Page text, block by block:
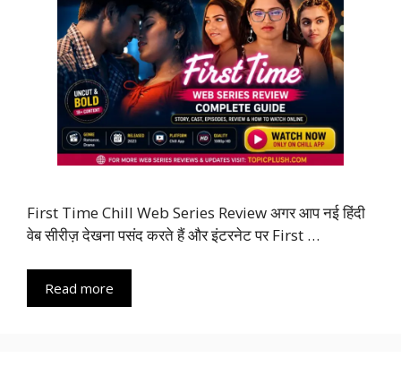
First Time Chill Web Series Review अगर आप नई हिंदी
वेब सीरीज़ देखना पसंद करते हैं और इंटरनेट पर First …
Read more